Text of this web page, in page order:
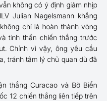
không có ý định giảm nhịp
Julian Nagelsmann khẳng
chỉ là hoàn thành vòng
tinh thần chiến thắng trước
Chính vì vậy, ông yêu cầu
tránh tâm lý chủ quan dù đã
thắng Curacao và Bờ Biển
12 chiến thắng liên tiếp trên